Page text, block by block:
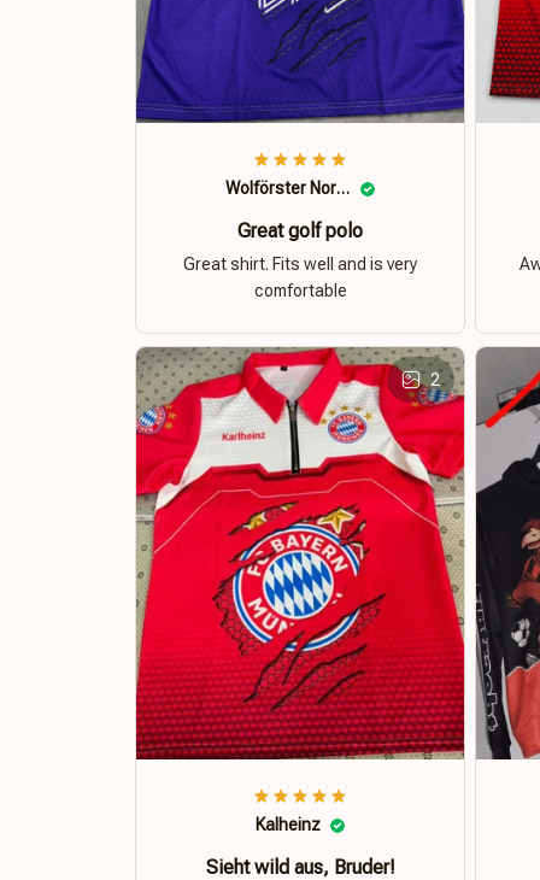
Wolförster Norbert
Great golf polo
Great shirt. Fits well and is very
comfortable
2
Kalheinz
Sieht wild aus, Bruder!